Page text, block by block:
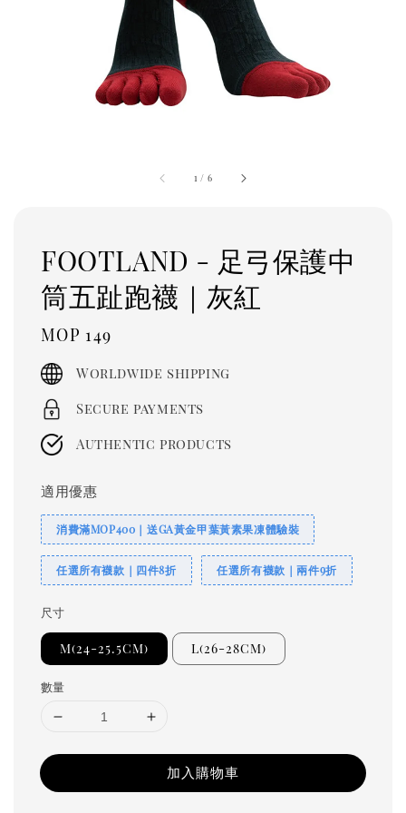
1 / 6
FOOTLAND - 足弓保護中
筒五趾跑襪｜灰紅
Regular
price
MOP 149
Worldwide shipping
Secure payments
Authentic products
適用優惠
消費滿MOP400｜送GA黃金甲葉黃素果凍體驗裝
任選所有襪款｜四件8折 任選所有襪款｜兩件9折
尺寸
M(24-25.5CM) L(26-28CM)
數量
加入購物車